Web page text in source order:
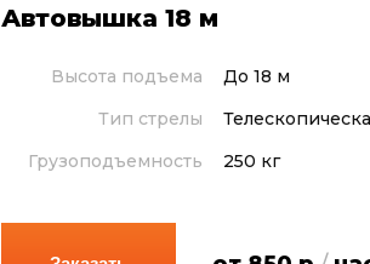
Автовышка 18 м
Высота подъема
До 18 м
Тип стрелы
Грузоподъемность
250 кг